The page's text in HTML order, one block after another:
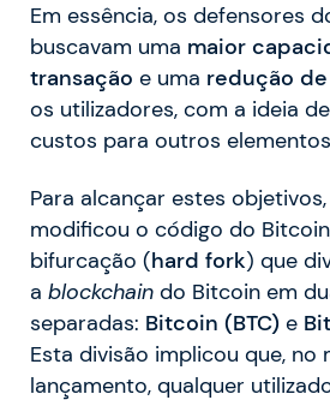
Em essência, os defensores
buscavam uma maior
transação e uma redução
os utilizadores, com a ideia
custos para outros
Para alcançar estes
modificou o código do
bifurcação (hard fork) que
a blockchain do Bitcoin em
separadas: Bitcoin (BTC) e
Esta divisão implicou que, no
lançamento, qualquer